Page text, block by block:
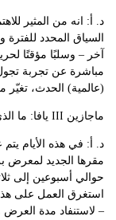
د. أ: انه من المثير
السياق المحدد
آخر – وسلبًا مؤقتًا
مباشرة عن تجربة
(عالمية) الحدث، تغيّر
ماجازين III يافا: ما الذي تعمل عليه حاليًا؟
د. أ: في هذه الأيام
مقرها الجديد لمعرض
حوالي أسبوعين إلى
استغرق العمل على
– لاستنفاد مدة